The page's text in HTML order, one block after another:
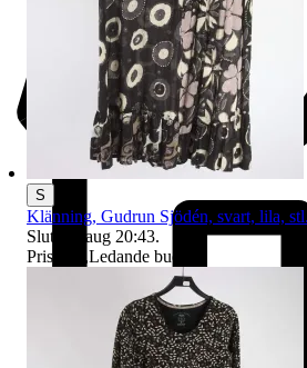
S
Klänning, Gudrun Sjödén, svart, lila,
Sluttid
9 aug 20:43.
Pris:
,Ledande bud